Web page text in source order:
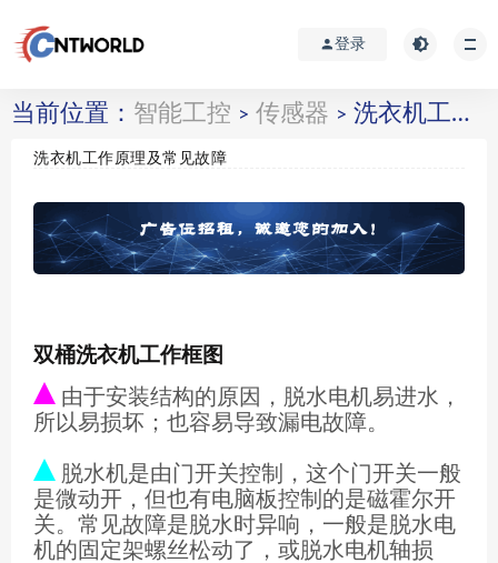
登录
当前位置： 智能工控 > 传感器 > 洗衣机工作原理及常见故障
洗衣机工作原理及常见故障
双桶洗衣机工作框图
由于安装结构的原因，脱水电机易进水，
所以易损坏；也容易导致漏电故障。
脱水机是由门开关控制，这个门开关一般
是微动开，但也有电脑板控制的是磁霍尔开
关。常见故障是脱水时异响，一般是脱水电
机的固定架螺丝松动了，或脱水电机轴损